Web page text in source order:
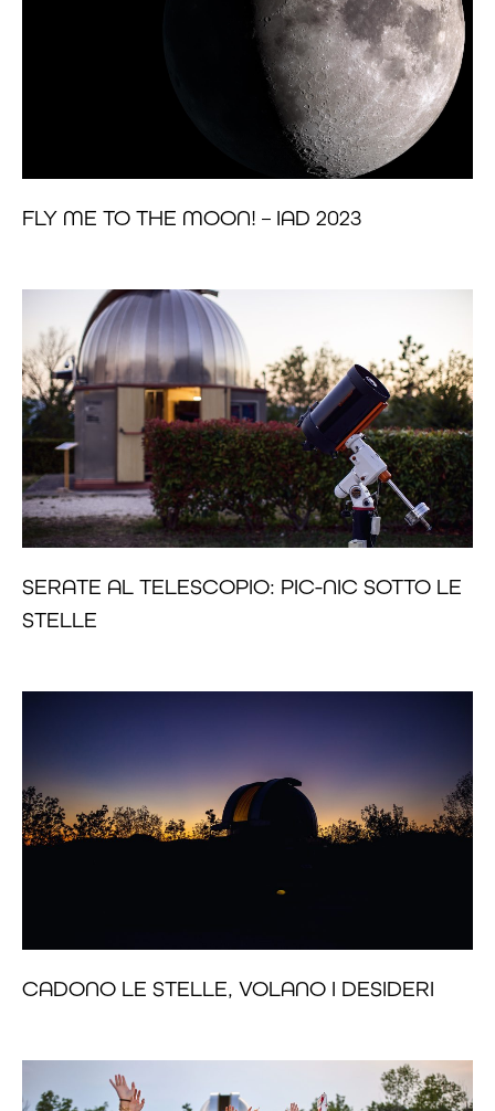
FLY ME TO THE MOON! – IAD 2023
SERATE AL TELESCOPIO: PIC-NIC SOTTO LE
STELLE
CADONO LE STELLE, VOLANO I DESIDERI